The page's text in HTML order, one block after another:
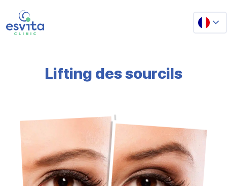
Lifting des sourcils